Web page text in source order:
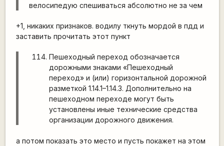
велосипедую спешиваться абсолютно не за чем
+1, никаких признаков. водилу ткнуть мордой в пдд и
заставить прочитать этот пункт
Пешеходный переход обозначается
дорожными знаками «Пешеходный
переход» и (или) горизонтальной дорожной
разметкой 1.14.1–1.14.3. Дополнительно на
пешеходном переходе могут быть
установлены иные технические средства
организации дорожного движения.
а потом показать это место и пусть покажет на этом